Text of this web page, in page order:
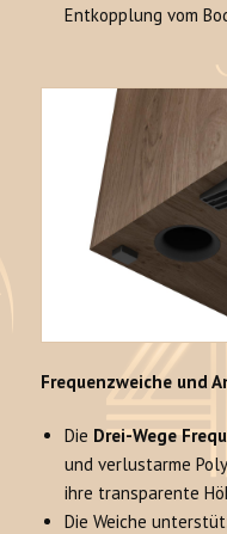
Entkopplung vom
Frequenzweiche und
Die Drei-Wege
und verlustarme
ihre transparente
Die Weiche